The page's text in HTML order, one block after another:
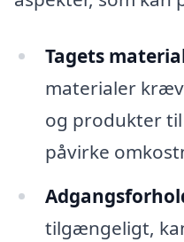
Tagets
materialer
og produkter
påvirke
tilgængeligt,